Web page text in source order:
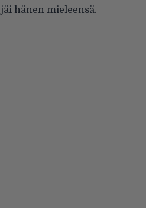
jäi hänen mieleensä.